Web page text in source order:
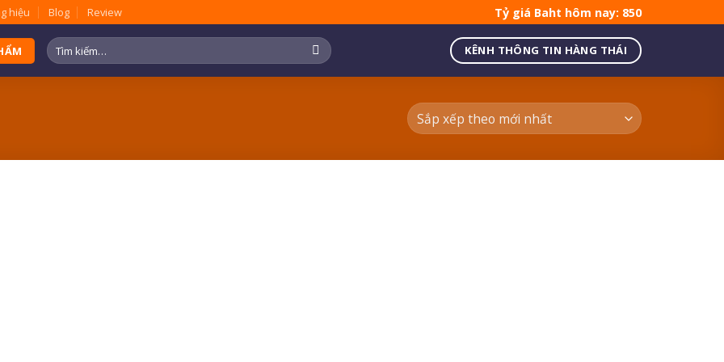
hiệu Blog Review Tỷ giá Baht hôm nay: 850
Tìm
kiếm:
KÊNH THÔNG TIN HÀNG THÁI